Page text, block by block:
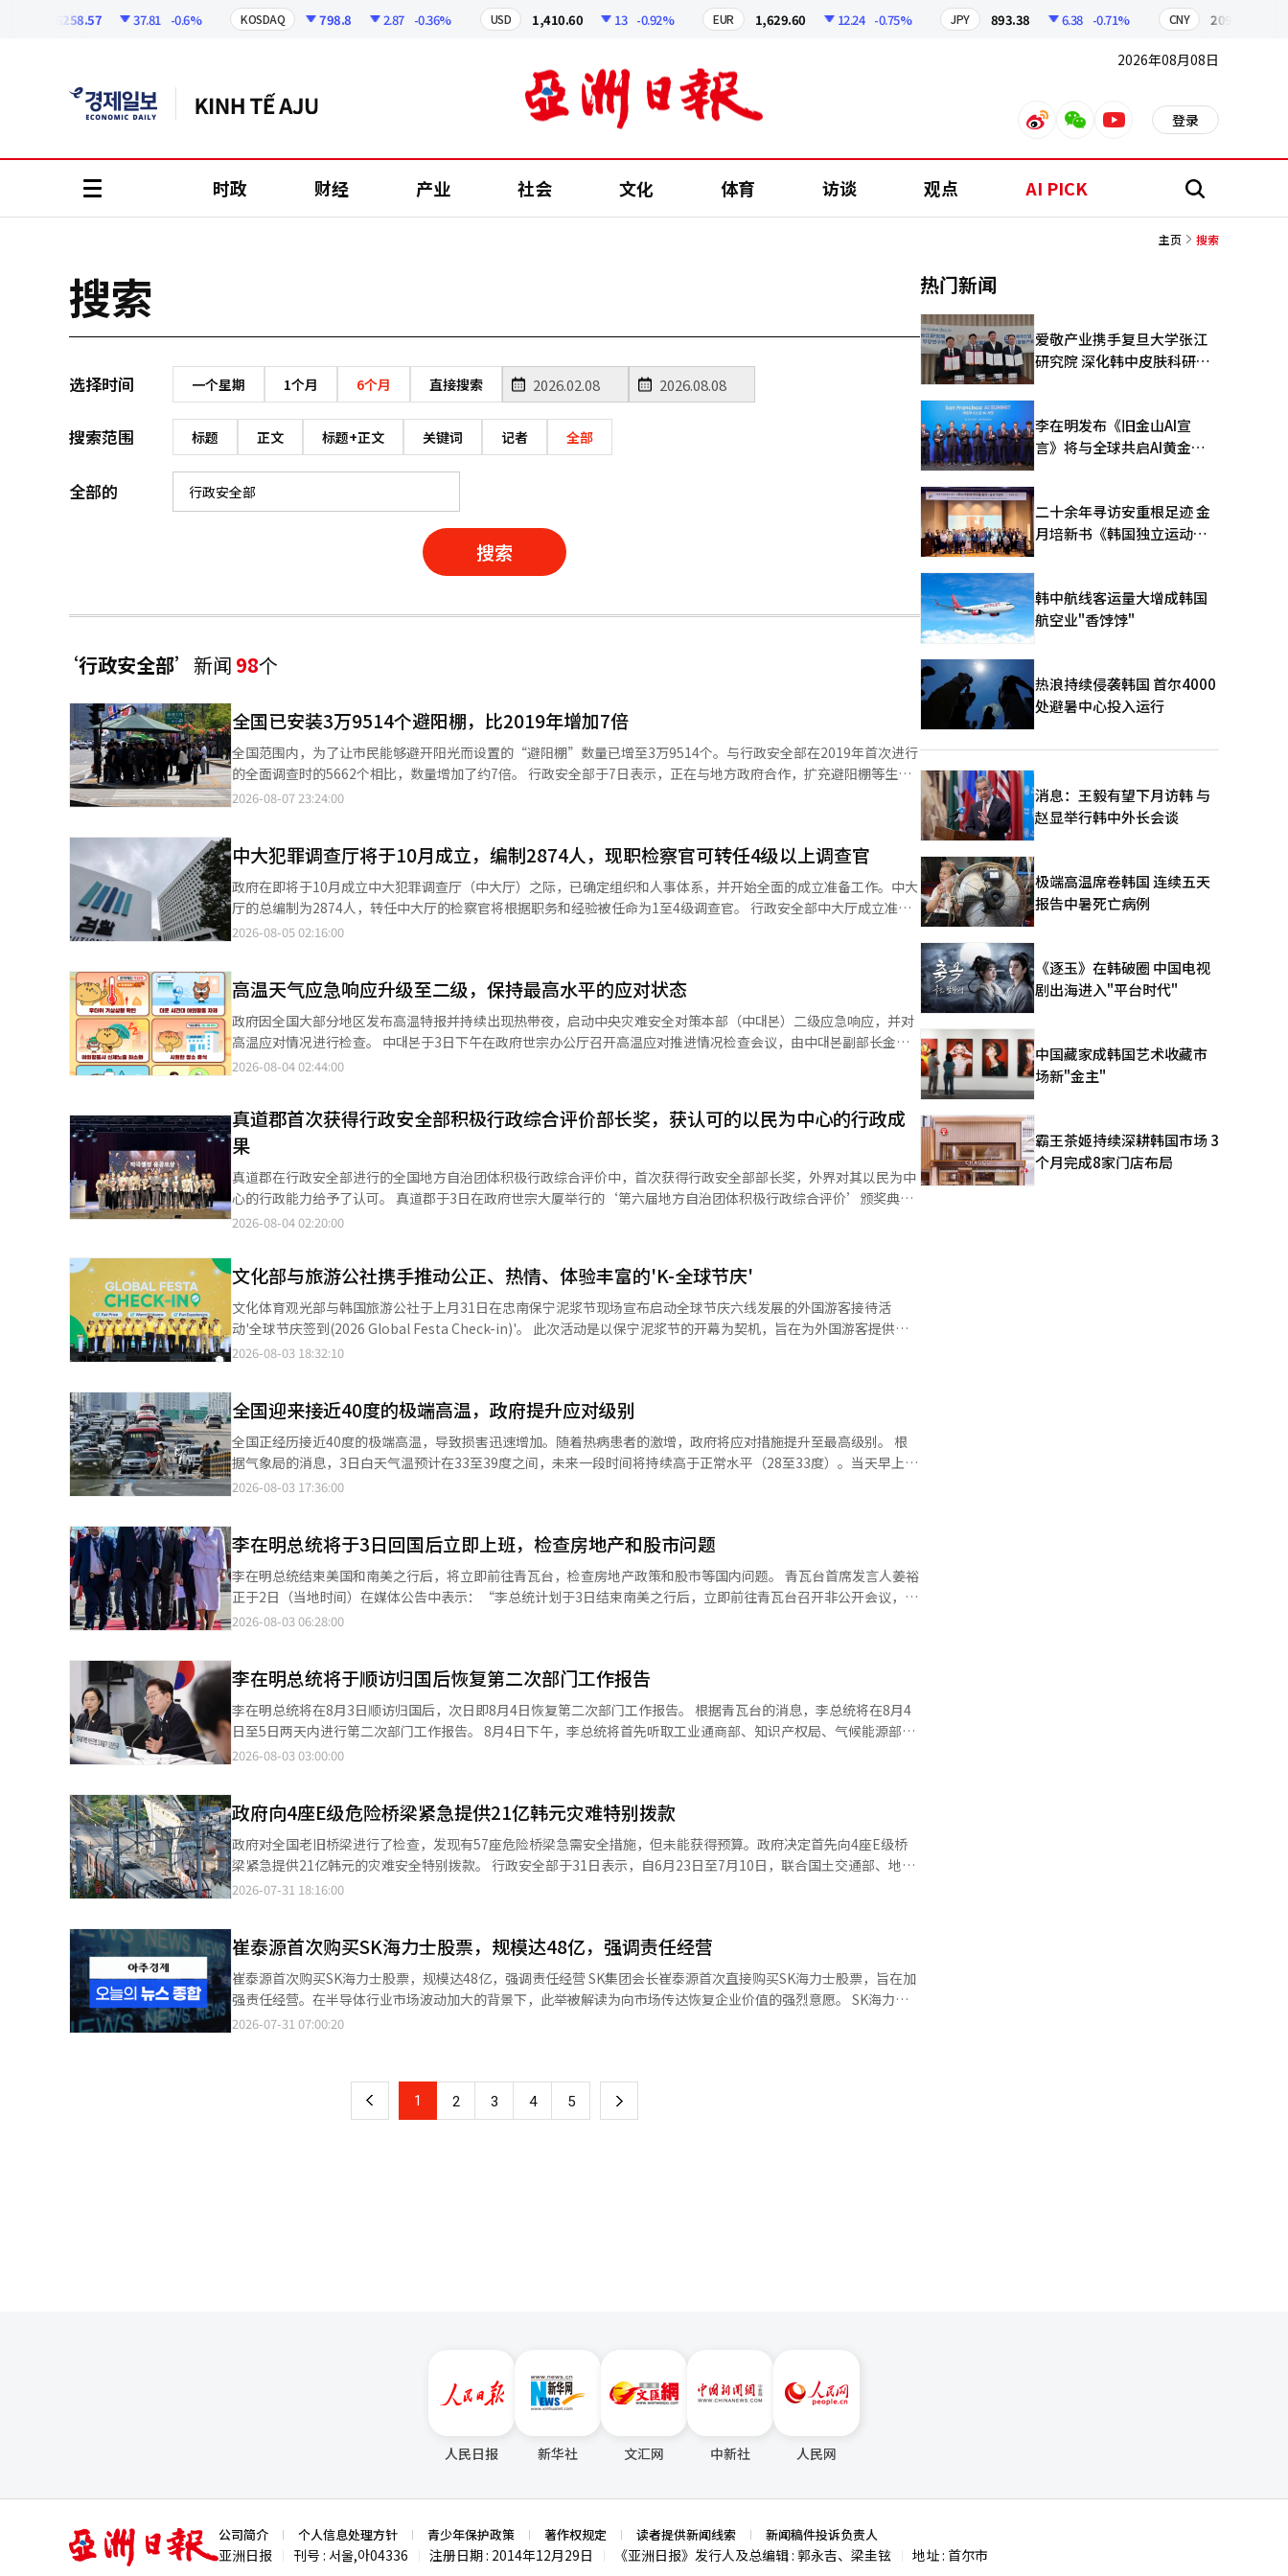
6258.57 37.81 -0.6% KOSDAQ 798.8 2.87 -0.36% USD 1,410.60 13 -0.92% EUR 1,629.60 12.24 -0.75% JPY 893.38 6.38 -0.71% CNY 209.17
2026年08月08日
weiboweixinyoutube 登录
时政 财经 产业 社会 文化 体育 访谈 观点 AI PICK 搜
主页 搜索
搜索
选择时间 一个星期 1个月 6个月 直接搜索
搜索范围 标题 正文 标题+正文 关键词 记者 全部
全部的
搜索
‘行政安全部’ 新闻 98个
全国已安装3万9514个避阳棚，比2019年增加7倍
全国范围内，为了让市民能够避开阳光而设置的“避阳棚”数量已增至3万9514个。与行政安全部在2019年首次进行
的全面调查时的5662个相比，数量增加了约7倍。 行政安全部于7日表示，正在与地方政府合作，扩充避阳棚等生活
密切相关的防暑设施，并提供防暑措施资金支持。今年的防暑措施资金为300亿韩元。 全国的避阳棚数量从2019年的
有9163个。智能避阳棚具备温度和风速感应等功能。 按地区划分，京畿道的避阳棚数量最多，达1万5221个。首尔
有4958个，仁川2521个，光州和全南2251个，忠南1915个，庆南1750个。 国内的避阳棚首次出现于2006年夏季。
当时在平昌等地的水灾受害者临时住房中安装了黑色遮阳篷，并在同年消防防灾厅的夏季热浪综合对策中包含了对
999个住宅用遮阳棚的支持内容。 为城市行人设置的避阳棚，首个案例是2015年首尔瑞草区在斑马线前安装的折叠式
避阳棚“瑞尔普尔亭”。2017年，国土交通部将避阳棚认定为道路附属设施，行政安全部在2019年制定了“热浪防
应的智能避阳棚，而釜山北区则安装了结合喷雾装置的避阳棚。 在忠南天安，设有与儿童保护区的“黄色地毯”相结
合的黄色避阳棚，以及供老年人坐下休息的椅子兼用避阳棚。在部分地区，避阳棚还被用作冬季的圣诞树或花盆等。
今年夏季，气象观测自1904年开始以来，创下122年来的最高气温，酷暑持续肆虐。为此，政府扩大了今年首次引入
的热浪重大警报，启动中央灾难安全对策本部的二级响应，保持政府全力应对的体系。 行政安全部灾难安全管理本部
长金光勇表示：“我们将持续扩充像避阳棚这样的生活密切相关的防暑设施，让每位国民都能在日常生活中感受到热
2026-08-07 23:24:00
中大犯罪调查厅将于10月成立，编制2874人，现职检察官可转任4级以上调查官
政府在即将于10月成立中大犯罪调查厅（中大厅）之际，已确定组织和人事体系，并开始全面的成立准备工作。中大
厅的总编制为2874人，转任中大厅的检察官将根据职务和经验被任命为1至4级调查官。 行政安全部中大厅成立准备
组于4日表示，已制定了《中大犯罪调查厅及其所属机构职制》和《中大犯罪调查厅调查官任命令》的草案。这两个
方厅将根据高等法院的管辖区域进行设置，首尔厅负责首尔、仁川、京畿北部、江原，苏源厅负责京畿南部，大田厅
负责大田、世宗、忠南、忠北，大邱厅负责大邱、庆北，釜山厅负责釜山、蔚山、庆南，光州厅负责光州、全南、全
北、济州。 中大厅的编制总数为2874人，其中调查官2567人（占89.3%），一般职公务员等307人（占10.7%）。
总部设有厅长、副厅长、8个局、24个科及负责人等396人，地方厅则设有6名厅长、8名副厅长、22个局、110个科
及负责人，总规模为2478人。 中大厅特别设计为专责处理腐败、经济、国防事业、毒品、叛乱、外汇等国家保护犯
并设有3名副厅长。第一副厅长下设经济犯罪调查局和金融犯罪调查局，第二副厅长下设反垄断调查局和反腐败调查
局，第三副厅长下设毒品调查局和高科技调查局。 此外，苏源、大田等其他5个地方厅在厅长下设1名副厅长，并仅
设有经济犯罪调查局、反腐败调查局和事务局。 为延续目前以检察厅为基础运作的专业联合调查机构的功能，还将新
设5个联合调查科。首尔厅设有针对电话诈骗、金融犯罪、虚拟资产犯罪的联合调查科，苏源厅设有毒品联合调查
科，大田厅设有国家财政犯罪联合调查科。 此外，为了应检察官的请求，允许对其他调查机构调查的案件在中大厅进
行补充调查，特别设立了社会弱势犯罪特别“调查科”和“调查组”，分别在总部和地方厅设立。 检察厅所属的检察
察官转任中大厅后，其检察官身份将消失，成为特定职公务员的中大厅调查官。对于职级体系不同的检察官，在中大
厅成立时，将根据法律职业经历和原职务等因素，临时任命为相应的调查官级别。例如，检察院长级别为1级，副院
长、部长级别为2级，其他法律职业经历超过10年的检察官为3级，10年以下的检察官为4级。 警察、律师、会计师等
外部专业人员将通过经验竞争招聘选拔。优秀调查官将获得特别晋升机会，特别是6级以下的调查官将确保30%以上
的特别晋升比例。5级以下的调查官将同时进行考核晋升和晋升考试，而工作表现不佳的3级以上管理者将经过适格审
表示：“中大厅的成立是实现检察厅体制下调查与起诉分离的重要开端。”他表示：“将精心设计中大厅的职制和任
命令，使其成为受到国民信赖的专业调查机构，切实履行保护国民权益的本职工作，确保成立准备工作万无一
失。”※ 本报道经人工智能（AI）系统翻译与编辑。
2026-08-05 02:16:00
高温天气应急响应升级至二级，保持最高水平的应对状态
政府因全国大部分地区发布高温特报并持续出现热带夜，启动中央灾难安全对策本部（中대본）二级应急响应，并对
高温应对情况进行检查。 中대본于3日下午在政府世宗办公厅召开高温应对推进情况检查会议，由中대본副部长金光
龙主持。 气象厅预计，由于受到北太平洋高气压和西藏高气压的影响，未来一段时间将持续高温和热带夜。因此，政
行动指南。特别是要确保信息能够传达到老年人和农民等信息获取困难的群体，亲自检查现场宣传体系。 此外，加强
对弱势老年人、单身公寓居民和无家可归者的巡查活动，彻底检查避暑场所的运营情况，及时补充不足之处。对于持
续发布高温特报和热带夜的地区，积极延长避暑场所的开放时间，以确保使用不便。 同时，建筑工地和物流中心等户
外作业场所的安全管理将进一步加强。中대본将加强公共层面的管理和监督，确保作业时间调整和休息时间的保障在
现场实际执行，并积极引导农民避免过度的户外活动。还决定扩大利用社区人力安全网，如社区长和地方自愿防灾队
的巡查活动。 在畜牧和水产养殖设施方面，将持续提供应对高温损害和高温的支持，同时加强对因高温导致的道路隆
必须保持最高水平的应对状态，动用所有行政力量，全力以赴减少人员伤亡。”他还强调：“此次高温不仅仅是简单
2026-08-04 02:44:00
真道郡首次获得行政安全部积极行政综合评价部长奖，获认可的以民为中心的行政成
果
真道郡在行政安全部进行的全国地方自治团体积极行政综合评价中，首次获得行政安全部部长奖，外界对其以民为中
心的行政能力给予了认可。 真道郡于3日在政府世宗大厦举行的‘第六届地方自治团体积极行政综合评价’颁奖典礼
上，获得了行政安全部部长表彰。当天，真道副郡守金美顺及相关公务员出席，共同庆祝这一荣誉。 积极行政综合评
建立，挖掘和传播优秀案例。 在此次评估中，真道郡因系统性地制定积极行政执行计划、选拔优秀公务员并给予人事
加分、实施事前咨询制度和积极行政里程积分制度等多项制度基础而获得高度评价。 通过这些努力，真道郡在全国基
础自治团体中被评为优秀机构，并获得了仅授予各机构类型中最优秀单位的行政安全部部长奖，确立了其作为积极行
政的领先地方政府的地位。 郡政府一直致力于营造一种不拘泥于规章和程序、能够解决民众不便的创造性和主动性的
积极努力解决问题的公务员们汗水和热情的结晶。”他还表示：“今后将持续扩大民众能够感受到的积极行政，尽全
推动公务员队伍中挑战与创新的落实，进行多项制度改进和员工能力提升。※ 本报道经人工智能（AI）系统翻译与编
辑。
2026-08-04 02:20:00
文化部与旅游公社携手推动公正、热情、体验丰富的'K-全球节庆'
文化体育观光部与韩国旅游公社于上月31日在忠南保宁泥浆节现场宣布启动全球节庆六线发展的外国游客接待活
动'全球节庆签到(2026 Global Festa Check-in)'。 此次活动是以保宁泥浆节的开幕为契机，旨在为外国游客提供可
信赖的美食及相关信息。活动中，文化部、行政安全部、旅游公社及保宁、苏源、安东、晋州、华川等全球节庆相关
接待准备情况。特别是对活动的核心服务'美食信息'的公开信息与现场美食信息的一致性进行了直接比较，以确认合
理的节庆美食服务。美食信息是指在节庆开始前三天内，公开节庆美食的菜单、价格、重量等信息。 此外，旅游公社
还在现场推出了多种体验项目，以宣传全球节庆及相关旅游内容。为了吸引外国游客访问全球节庆六线，开展了'找瓦
里'印章旅游、海洋旅行安全文化推广活动、美食信息现场验证活动等，吸引了节庆游客的到来。 韩国旅游公社国民
旅游本部部长朴正雄表示：“我们将把包括全球节庆六线在内的地方节庆发展为全球游客青睐的旅游内容，提高地方
境，提高韩国节庆的全球竞争力。” 文化部与旅游公社推动的'全球节庆'是为将地方节庆发展为全球旅游内容的三年
集中支持项目。该项目包括忠南保宁泥浆节、仁川五角音乐节、庆北安东国际脱口秀节、庆南晋州南江灯节、京畿水
原华城文化节、江原华川山鲑节（2027年1月）等六个节庆。 此外，旅游公社还在积极宣传大邱炸鸡啤酒节、正南津
长兴水节、釜山国际摇滚节、顺昌酱油节等四个预备全球节庆。 与此同时，得益于K-节庆的推动及旅游基础设施的加
强，来韩外国游客及其消费也大幅增加。根据文化部的数据，截至上月28日，6月访韩的外国游客总数为199万人，
国游客信用卡旅游支出的累计金额为10兆389亿韩元，较去年同期（6兆6559亿韩元）增长了50.8%。※ 本报道经人
工智能（AI）系统翻译与编辑。
2026-08-03 18:32:10
全国迎来接近40度的极端高温，政府提升应对级别
全国正经历接近40度的极端高温，导致损害迅速增加。随着热病患者的激增，政府将应对措施提升至最高级别。 根
据气象局的消息，3日白天气温预计在33至39度之间，未来一段时间将持续高于正常水平（28至33度）。当天早上5
时，首尔气温为26.5度，釜山为28.6度，全国早晨气温普遍高于正常水平，热带夜持续。 行政安全部于前日下午1时
布了高温注意警报。 专家强调：“在高温持续的情况下，短时间的降雨难以降温，户外活动应尽量减少，保持充足的
水分摄入等基本的高温应对措施至关重要。”※ 本报道经人工智能（AI）系统翻译与编辑。
2026-08-03 17:36:00
李在明总统将于3日回国后立即上班，检查房地产和股市问题
李在明总统结束美国和南美之行后，将立即前往青瓦台，检查房地产政策和股市等国内问题。 青瓦台首席发言人姜裕
正于2日（当地时间）在媒体公告中表示：“李总统计划于3日结束南美之行后，立即前往青瓦台召开非公开会议，讨
论房地产政策、股市等国内问题。” 李总统在当天回国后，将收到关于房地产和股市动态及政府应对情况的汇报，并
策推进情况。 5日上午，外交部、海外侨务厅、统一部、国防部、兵役厅、国防事业厅和国家保勋部将进行工作汇
报。外交和安全部门将检查国际局势和朝鲜半岛情况，以及国防和保勋政策等。 5日下午，教育部、国家教育委员
会、文化体育观光部和国家遗产厅将进行工作汇报。随后，行政安全部、警察厅、消防厅、人事创新处、司法部、检
察厅、法制处和国务协调室将汇报主要国政问题。
2026-08-03 06:28:00
李在明总统将于顺访归国后恢复第二次部门工作报告
李在明总统将在8月3日顺访归国后，次日即8月4日恢复第二次部门工作报告。 根据青瓦台的消息，李总统将在8月4
日至5日两天内进行第二次部门工作报告。 8月4日下午，李总统将首先听取工业通商部、知识产权局、气候能源部
（气象厅）、原子能安全委员会的报告，随后还将听取劳动部、中小企业部、公正交易委员会的报告。 次日8月5日
处、司法部（检察厅）、法制处、国务协调室的工作报告。 此次工作报告的整体对象包括19个部、6个处、18个厅和
7个委员会，共计140个公共机构。 此前，李总统于上月15日至16日在青瓦台迎宾馆听取了财政经济部、科学技术信
息通信部、国土交通部、农林畜产食品部、海洋水产部、保健福利部等部门的工作报告。※ 本报道经人工智能（AI）
系统翻译与编辑。
2026-08-03 03:00:00
政府向4座E级危险桥梁紧急提供21亿韩元灾难特别拨款
政府对全国老旧桥梁进行了检查，发现有57座危险桥梁急需安全措施，但未能获得预算。政府决定首先向4座E级桥
梁紧急提供21亿韩元的灾难安全特别拨款。 行政安全部于31日表示，自6月23日至7月10日，联合国土交通部、地方
政府、国土安全管理院及民间专家（土木结构技术协会）对全国老旧桥梁进行了联合安全检查。 此次安全检查是针对
支持D级桥梁。 在预算支持的同时，行政安全部将逐步加强现有制度，以防止在拆除、新建和加固等安全措施过程中
发生事故。 首先，在发包阶段，将加强对具有类似拆除施工经验的施工单位的评估。设计阶段将指定为设计安全性审
查对象，以提前评估风险。 在施工阶段，将指定为安全管理计划的制定对象，并在专业结构技术师确认安全性后进行
作业。如果在作业中发现异常迹象，将立即停止作业，观察结构物的变化，并优先使用无人机、CCTV等先进设备确
认安全。 同时，针对西小门高架桥事故的预防措施工作组（行政安全部、国土部、劳动部参与）将综合乌山火电站和
础，根本改善老旧结构物拆除工程的安全管理制度。”※ 本报道经人工智能（AI）系统翻译与编辑。
2026-07-31 18:16:00
崔泰源首次购买SK海力士股票，规模达48亿，强调责任经营
崔泰源首次购买SK海力士股票，规模达48亿，强调责任经营 SK集团会长崔泰源首次直接购买SK海力士股票，旨在加
强责任经营。在半导体行业市场波动加大的背景下，此举被解读为向市场传达恢复企业价值的强烈意愿。 SK海力士
于30日公告，崔会长通过市场方式购买了3620股普通股。根据收盘价计算，整体购买金额约为478亿5000万韩元。
买措施，而无需提前公告计划。 美国第二季度经济增长率仅为1.5%，政府支出减少，进口增加 美国今年第二季度的
经济增长显著放缓，低于市场预期。 美国商务部于30日（当地时间）发布的数据显示，第二季度国内生产总值
（GDP）年化增长率为1.5%。 这一数据较第一季度的2.1%下降了0.6个百分点，且未能达到道琼斯调查的市场专家
革命卫队方面明确表示：“对挑衅者的惩罚将在今天内进行。” 此次报复声明是在美军对伊朗内部关键军事基础设施
成功打击了伊朗境内数十个与IRGC相关的目标。”攻击目标包括军事指挥控制总部、导弹和无人机基地、沿海监视
越国籍的限制，履行全球牧者的使命。 利奥十四世教皇于30日（当地时间）在接受美国NBC电视台采访时表
特尔甘多尔福进行。 教皇强调：“这并不是贬低我的祖国美国的意图”，并表示：“我深深热爱美国，但作为普世教
会的领袖，我有责任向全球传递信息。” 当被问及他高度评价美国的哪些价值时，教皇提到：“自由与机会的时代精
神，以及接纳众多移民的普遍包容性。” 他还提到自己的祖父母也是移民，外曾祖父母中有奴隶出身的祖先。关于是
否会访问美国，教皇表示：“虽然没有确定的日程，但希望在不久的将来能去。” 英国基准利率维持在3.75%，连续
2026-07-31 07:00:20
上 1 2 3 4 5 下
热门新闻
爱敬产业携手复旦大学张江
研究院 深化韩中皮肤科研合
李在明发布《旧金山AI宣
言》将与全球共启AI黄金时
二十余年寻访安重根足迹 金
月培新书《韩国独立运动圣
韩中航线客运量大增成韩国
航空业"香饽饽"
热浪持续侵袭韩国 首尔4000
处避暑中心投入运行
消息：王毅有望下月访韩 与
赵显举行韩中外长会谈
极端高温席卷韩国 连续五天
报告中暑死亡病例
《逐玉》在韩破圈 中国电视
剧出海进入"平台时代"
中国藏家成韩国艺术收藏市
场新"金主"
霸王茶姬持续深耕韩国市场 3
个月完成8家门店布局
人民日报 新华社 文汇网 中新社 人民网
亚
洲
日
公司简介 个人信息处理方针 青少年保护政策 著作权规定 读者提供新闻线索 新闻稿件投诉负责人
亚洲日报 刊号 : 서울,아04336 注册日期 : 2014年12月29日 《亚洲日报》发行人及总编辑 : 郭永吉、梁圭铉
地址 : 首尔市